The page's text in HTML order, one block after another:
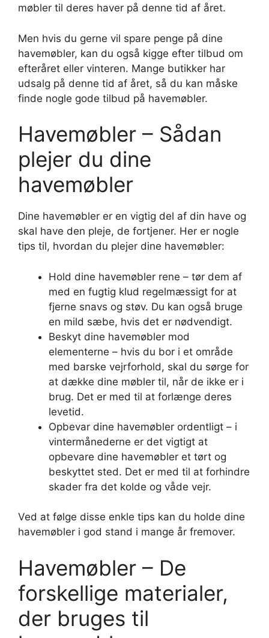
møbler til deres haver på denne tid af året.
Men hvis du gerne vil spare penge på dine
havemøbler, kan du også kigge efter tilbud om
efteråret eller vinteren. Mange butikker har
udsalg på denne tid af året, så du kan måske
finde nogle gode tilbud på havemøbler.
Havemøbler – Sådan
plejer du dine
havemøbler
Dine havemøbler er en vigtig del af din have og
skal have den pleje, de fortjener. Her er nogle
tips til, hvordan du plejer dine havemøbler:
Hold dine havemøbler rene – tør dem af
med en fugtig klud regelmæssigt for at
fjerne snavs og støv. Du kan også bruge
en mild sæbe, hvis det er nødvendigt.
Beskyt dine havemøbler mod
elementerne – hvis du bor i et område
med barske vejrforhold, skal du sørge for
at dække dine møbler til, når de ikke er i
brug. Det er med til at forlænge deres
levetid.
Opbevar dine havemøbler ordentligt – i
vintermånederne er det vigtigt at
opbevare dine havemøbler et tørt og
beskyttet sted. Det er med til at forhindre
skader fra det kolde og våde vejr.
Ved at følge disse enkle tips kan du holde dine
havemøbler i god stand i mange år fremover.
Havemøbler – De
forskellige materialer,
der bruges til